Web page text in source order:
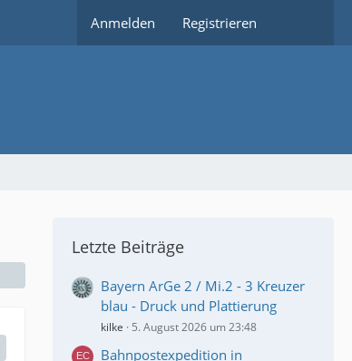
Anmelden Registrieren
Letzte Beiträge
Bayern ArGe 2 / Mi.2 - 3 Kreuzer
blau - Druck und Plattierung
kilke 5. August 2026 um 23:48
Bahnpostexpedition in